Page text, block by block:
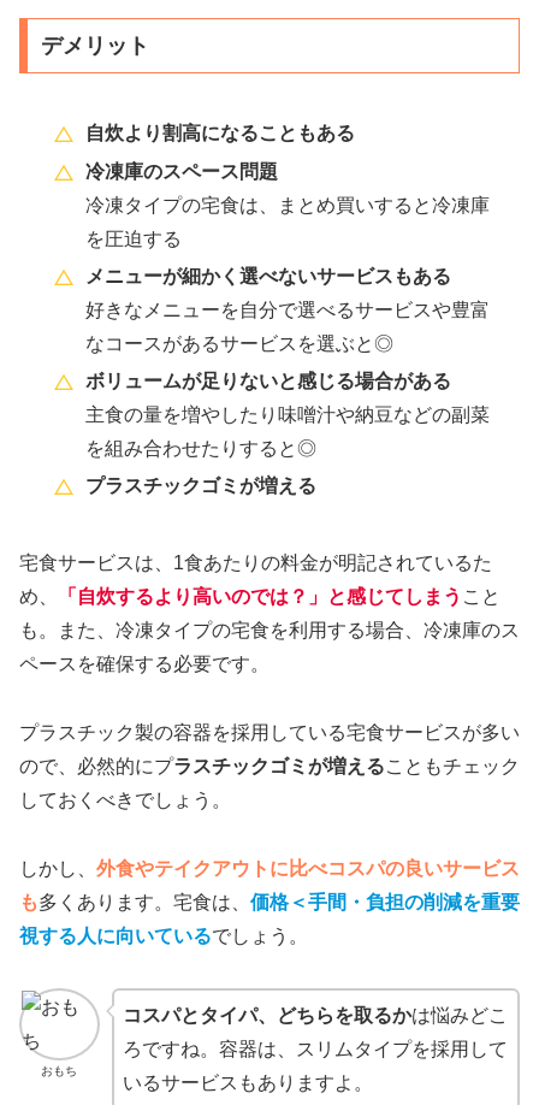
デメリット
自炊より割高になることもある
冷凍庫のスペース問題
冷凍タイプの宅食は、まとめ買いすると冷凍庫
を圧迫する
メニューが細かく選べないサービスもある
好きなメニューを自分で選べるサービスや豊富
なコースがあるサービスを選ぶと◎
ボリュームが足りないと感じる場合がある
主食の量を増やしたり味噌汁や納豆などの副菜
を組み合わせたりすると◎
プラスチックゴミが増える
宅食サービスは、1食あたりの料金が明記されているた
め、
「自炊するより高いのでは？」と感じてしまう こと
も。また、冷凍タイプの宅食を利用する場合、冷凍庫のス
ペースを確保する必要です。
プラスチック製の容器を採用している宅食サービスが多い
ので、必然的にプラスチックゴミが増えることもチェック
しておくべきでしょう。
しかし、 外食やテイクアウトに比べコスパの良いサービス
も多くあります。宅食は、 価格＜手間・負担の削減を重要
視する人に向いているでしょう。
おもち
コスパとタイパ、どちらを取るかは悩みどこ
ろですね。容器は、スリムタイプを採用して
いるサービスもありますよ。